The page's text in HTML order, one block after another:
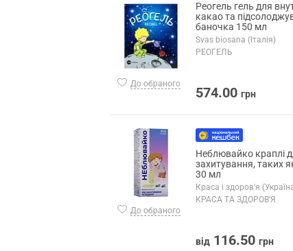
До обраного
Реогель гель для
какао та
баночка 150 мл
Svas biosana (Італія)
РЕОГЕЛЬ
574.00 грн
До обраного
Неблювайко краплі
захитування, таких
30 мл
Краса і здоров'я
КРАСА ТА ЗДОРОВ'Я
від 116.50 грн